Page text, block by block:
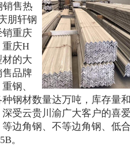
销售热
朋轩钢
销重庆
庆H
的大
品牌
钢、
钢材数量达万吨，库存量
受云贵川渝广大客户的喜
角钢、不等边角钢、低
。